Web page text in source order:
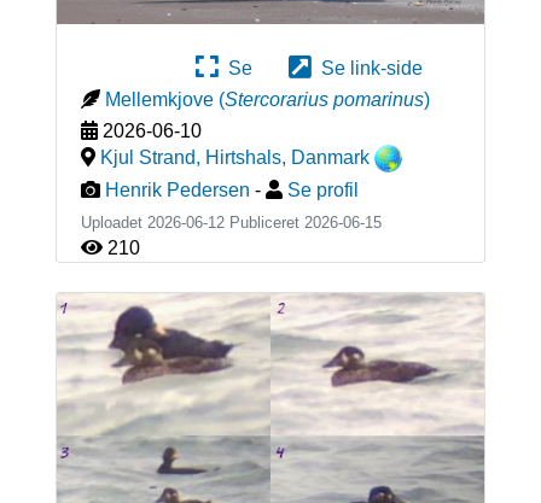
Se
Se link-side
Mellemkjove (Stercorarius pomarinus)
2026-06-10
Kjul Strand, Hirtshals, Danmark
Henrik Pedersen - Se profil
Uploadet 2026-06-12 Publiceret 2026-06-15
210